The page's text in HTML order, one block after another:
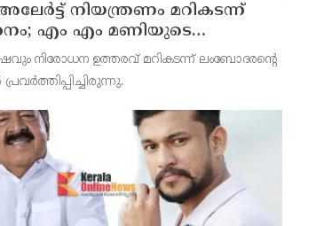
നിയന്ത്രണം മറികടന്ന്
എം എം മണിയുടെ
നടത്തുന്ന സിപ് ലൈന്‍ പൂട്ടിച്ച്
നിരോധന ഉത്തരവ് മറികടന്ന് ലംബോദരന്റെ